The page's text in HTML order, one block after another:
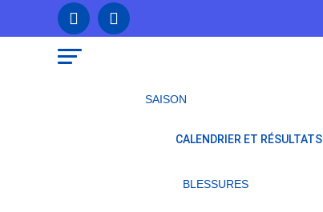
SAISON
CALENDRIER ET RÉSULTATS
BLESSURES